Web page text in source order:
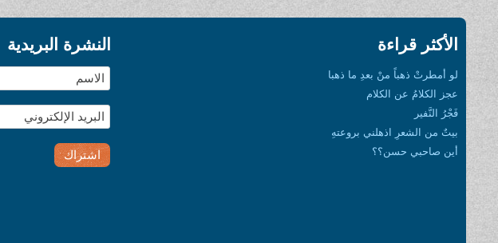
الأكثر قراءة
لو أمطرتْ ذهباً منْ بعدِ ما ذهبا
عجز الكلامُ عن الكلام
فَجْرُ النَّفير
بيتٌ من الشعرِ اذهلني بروعتهِ
أين صاحبي حسن؟؟
النشرة البريدية